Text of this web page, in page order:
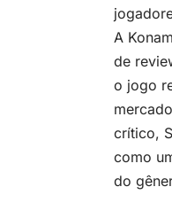
A
de
o jogo
crítico,
como
do